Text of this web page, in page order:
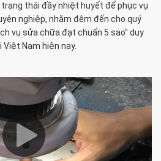
thái đầy nhiệt huyết để phục vụ
nghiệp, nhằm đêm đến cho quý
vụ sửa chữa đạt chuẩn 5 sao" duy
Việt Nam hiện nay.